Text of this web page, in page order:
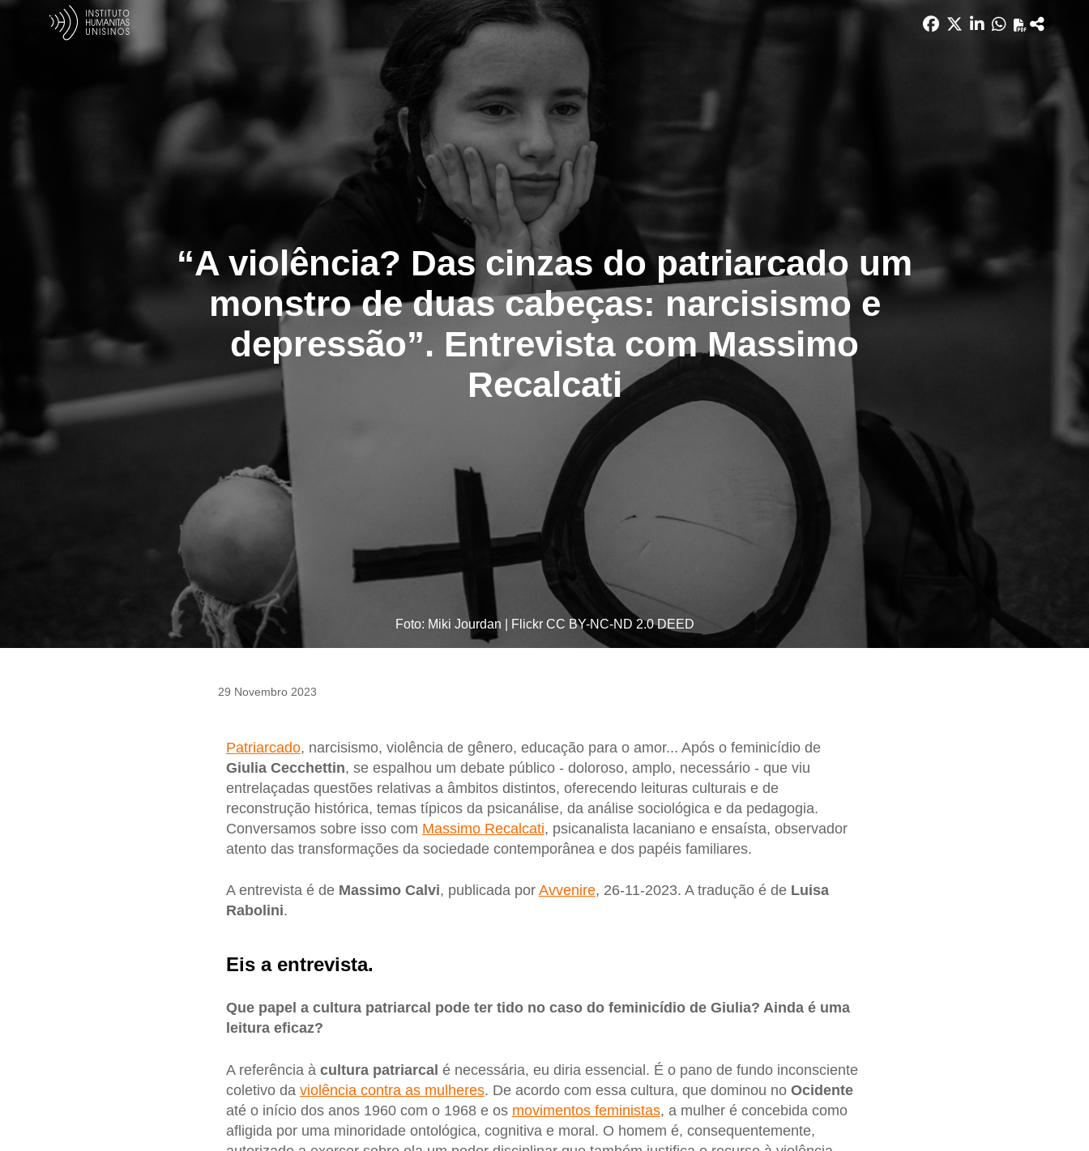
“A violência? Das cinzas do patriarcado um
monstro de duas cabeças: narcisismo e
depressão”. Entrevista com Massimo
Recalcati
Foto: Miki Jourdan | Flickr CC BY-NC-ND 2.0 DEED
29 Novembro 2023
Patriarcado, narcisismo, violência de gênero, educação para o amor... Após o feminicídio de
Giulia Cecchettin, se espalhou um debate público - doloroso, amplo, necessário - que viu
entrelaçadas questões relativas a âmbitos distintos, oferecendo leituras culturais e de
reconstrução histórica, temas típicos da psicanálise, da análise sociológica e da pedagogia.
Conversamos sobre isso com Massimo Recalcati, psicanalista lacaniano e ensaísta, observador
atento das transformações da sociedade contemporânea e dos papéis familiares.
A entrevista é de Massimo Calvi, publicada por Avvenire, 26-11-2023. A tradução é de Luisa
Rabolini.
Eis a entrevista.
Que papel a cultura patriarcal pode ter tido no caso do feminicídio de Giulia? Ainda é uma
leitura eficaz?
A referência à cultura patriarcal é necessária, eu diria essencial. É o pano de fundo inconsciente
coletivo da violência contra as mulheres. De acordo com essa cultura, que dominou no Ocidente
até o início dos anos 1960 com o 1968 e os movimentos feministas, a mulher é concebida como
afligida por uma minoridade ontológica, cognitiva e moral. O homem é, consequentemente,